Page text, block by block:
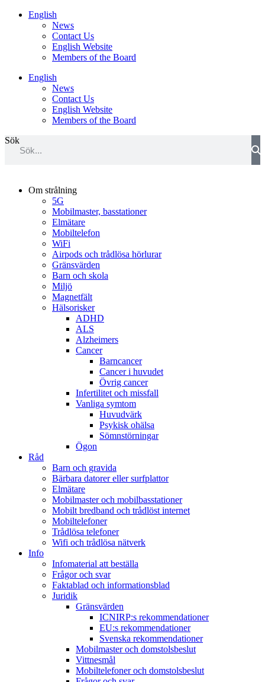
HoppaEnglish
News
Contact Us
English Website
Members of the Board
English
News
Contact Us
English Website
Members of the Board
Sök
Om strålning
5G
Mobilmaster, basstationer
Elmätare
Mobiltelefon
WiFi
Airpods och trådlösa hörlurar
Gränsvärden
Barn och skola
Miljö
Magnetfält
Hälsorisker
ADHD
ALS
Alzheimers
Cancer
Barncancer
Cancer i huvudet
Övrig cancer
Infertilitet och missfall
Vanliga symtom
Huvudvärk
Psykisk ohälsa
Sömnstörningar
Ögon
Råd
Barn och gravida
Bärbara datorer eller surfplattor
Elmätare
Mobilmaster och mobilbasstationer
Mobilt bredband och trådlöst internet
Mobiltelefoner
Trådlösa telefoner
Wifi och trådlösa nätverk
Info
Infomaterial att beställa
Frågor och svar
Faktablad och informationsblad
Juridik
Gränsvärden
ICNIRP:s rekommendationer
EU:s rekommendationer
Svenska rekommendationer
Mobilmaster och domstolsbeslut
Vittnesmål
Mobiltelefoner och domstolsbeslut